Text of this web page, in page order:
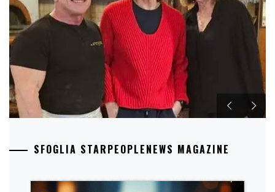
SFOGLIA STARPEOPLENEWS MAGAZINE